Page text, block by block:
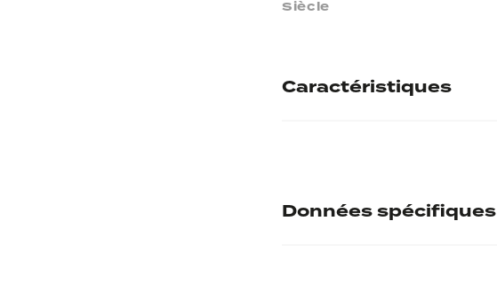
Siècle
Caractéristiques
Données spécifiques